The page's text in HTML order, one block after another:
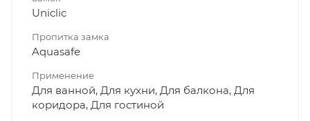
Uniclic
Пропитка замка
Aquasafe
Применение
Для ванной, Для кухни, Для балкона, Для
коридора, Для гостиной